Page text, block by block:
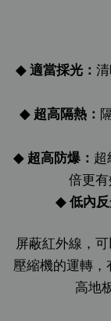
◆ 適當採光：
◆ 超高隔熱：
◆ 超高防爆： 超
倍更
◆ 低內反
屏蔽紅外線，
壓縮機的運轉
高地